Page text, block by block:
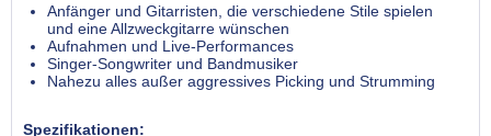
Anfänger und Gitarristen, die verschiedene Stile spielen
und eine Allzweckgitarre wünschen
Aufnahmen und Live-Performances
Singer-Songwriter und Bandmusiker
Nahezu alles außer aggressives Picking und Strumming
Spezifikationen: